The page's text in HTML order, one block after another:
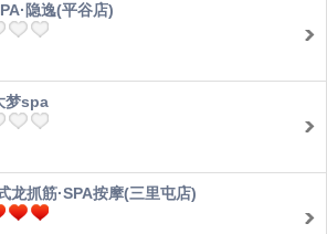
隐逸(平谷店)
梦spa
龙抓筋·SPA按摩(三里屯店)